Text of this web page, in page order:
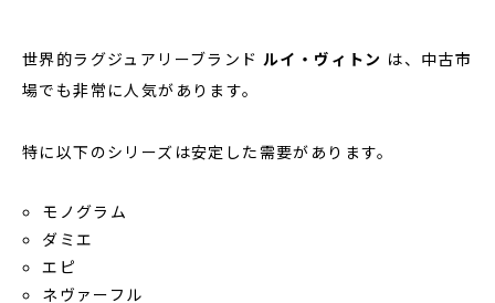
世界的ラグジュアリーブランド ルイ・ヴィトン は、中古市
場でも非常に人気があります。
特に以下のシリーズは安定した需要があります。
モノグラム
ダミエ
エピ
ネヴァーフル